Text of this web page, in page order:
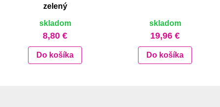
zelený
skladom
8,80 €
Do košíka
skladom
19,96 €
Do košíka